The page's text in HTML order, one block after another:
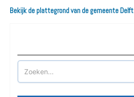
Bekijk de plattegrond van de gemeente Delft